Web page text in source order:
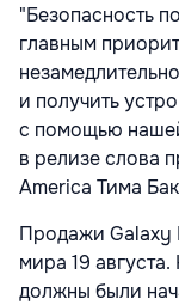
"Безопасность
главным
и получить
с помощью
в релизе слова
America Тима
Продажи Galaxy
мира 19
должны были